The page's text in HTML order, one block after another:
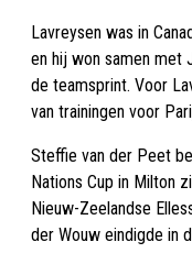
Lavreysen was in
en hij won samen met
de teamsprint. Voor
van trainingen voor
Steffie van der Peet
Nations Cup in Milton
Nieuw-Zeelandse
der Wouw eindigde in